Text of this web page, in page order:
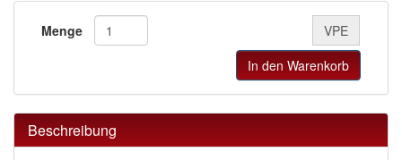
Menge
VPE
In den Warenkorb
Beschreibung